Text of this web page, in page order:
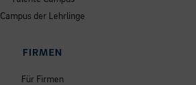
Campus der Lehrlinge
FIRMEN
Für Firmen